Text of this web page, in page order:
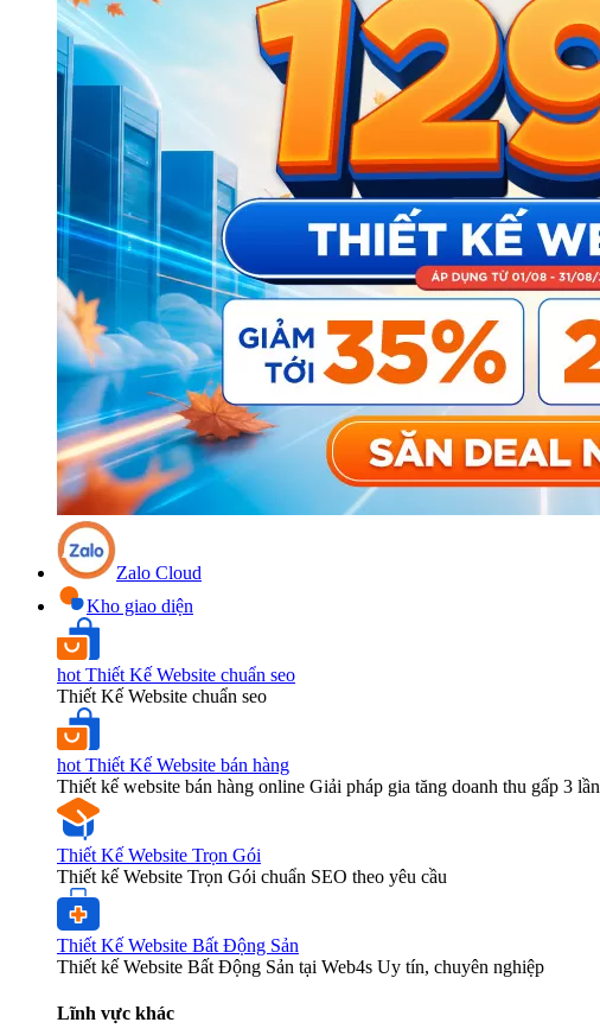
Zalo Cloud
Kho giao diện
hot Thiết Kế Website chuẩn seo
Thiết Kế Website chuẩn seo
hot Thiết Kế Website bán hàng
Thiết kế website bán hàng online Giải pháp gia tăng doanh thu gấp 3 lần
Thiết Kế Website Trọn Gói
Thiết kế Website Trọn Gói chuẩn SEO theo yêu cầu
Thiết Kế Website Bất Động Sản
Thiết kế Website Bất Động Sản tại Web4s Uy tín, chuyên nghiệp
Lĩnh vực khác